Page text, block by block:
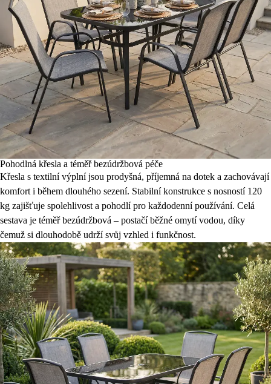
Pohodlná křesla a téměř bezúdržbová péče
Křesla s textilní výplní jsou prodyšná, příjemná na dotek a zachovávají
komfort i během dlouhého sezení. Stabilní konstrukce s nosností 120
kg zajišťuje spolehlivost a pohodlí pro každodenní používání. Celá
sestava je téměř bezúdržbová – postačí běžné omytí vodou, díky
čemuž si dlouhodobě udrží svůj vzhled i funkčnost.